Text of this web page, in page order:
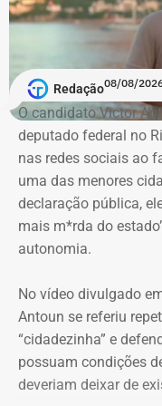
consideradas ilícitas
investigações no
que os dados foram
acompanhamento de
advogados de defesa.
Moraes, porém,
violação da cadeia
ministro, não existem
concretas” que
também descartou a
comunicações
Além de rejeitar o
ministro do STF
investigados na
que se mantenham
Redação08/08/
O candidato Victor
deputado federal no
nas redes sociais ao
uma das menores
declaração pública,
mais m*rda do
autonomia.
No vídeo divulgado
Antoun se referiu
“cidadezinha” e
possuam condições
deveriam deixar de